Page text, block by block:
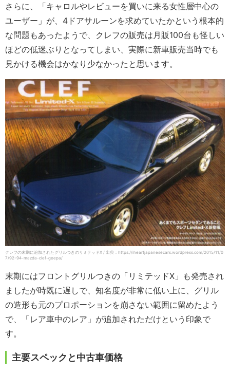
さらに、「キャロルやレビューを買いに来る女性層中心の
ユーザー」が、4ドアサルーンを求めていたかという根本的
な問題もあったようで、クレフの販売は月販100台も怪しい
ほどの低迷ぶりとなってしまい、実際に新車販売当時でも
見かける機会はかなり少なかったと思います。
クレフの末期に追加されたグリルつきのリミテッドX / 出典：https://iheartjapanesecars.wordpress.com/2015/11/0
7/92-94-mazda-clef-geepa/
末期にはフロントグリルつきの「リミテッドX」も発売され
ましたが時既に遅しで、知名度が非常に低い上に、グリル
の造形も元のプロポーションを崩さない範囲に留めたよう
で、「レア車中のレア」が追加されただけという印象で
す。
主要スペックと中古車価格